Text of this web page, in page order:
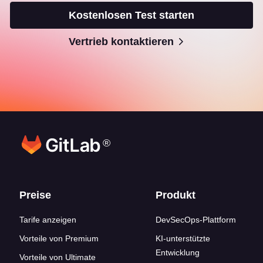
Kostenlosen Test starten
Vertrieb kontaktieren
®
Footer-Links
Preise
Tarife anzeigen
Vorteile von Premium
Vorteile von Ultimate
Produkt
DevSecOps-Plattform
KI-unterstützte
Entwicklung